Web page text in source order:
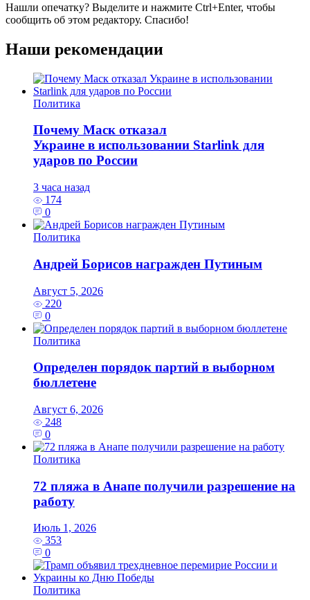
Нашли опечатку? Выделите и нажмите Ctrl+Enter, чтобы
сообщить об этом редактору. Спасибо!
Наши рекомендации
Политика
Почему Маск отказал
Украине в использовании Starlink для
ударов по России
3 часа назад
174
0
Политика
Андрей Борисов награжден Путиным
Август 5, 2026
220
0
Политика
Определен порядок партий в выборном
бюллетене
Август 6, 2026
248
0
Политика
72 пляжа в Анапе получили разрешение на
работу
Июль 1, 2026
353
0
Политика